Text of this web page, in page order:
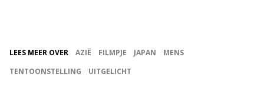
LEES MEER OVER AZIË FILMPJE JAPAN
MENS
TENTOONSTELLING
UITGELICHT